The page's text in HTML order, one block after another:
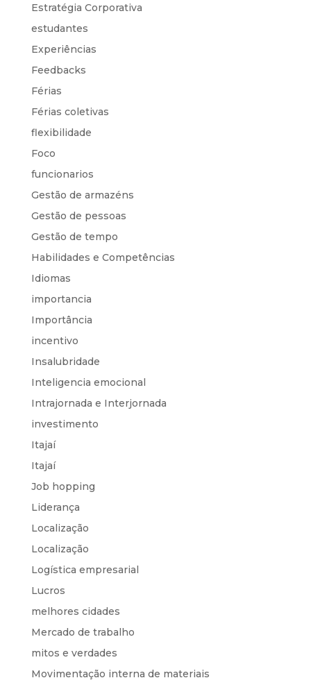
Estratégia Corporativa
estudantes
Experiências
Feedbacks
Férias
Férias coletivas
flexibilidade
Foco
funcionarios
Gestão de armazéns
Gestão de pessoas
Gestão de tempo
Habilidades e Competências
Idiomas
importancia
Importância
incentivo
Insalubridade
Inteligencia emocional
Intrajornada e Interjornada
investimento
Itajaí
Itajaí
Job hopping
Liderança
Localização
Localização
Logística empresarial
Lucros
melhores cidades
Mercado de trabalho
mitos e verdades
Movimentação interna de materiais